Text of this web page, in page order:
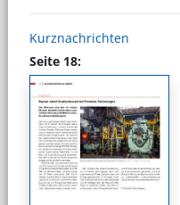
Kurznachrichten
Seite 18: